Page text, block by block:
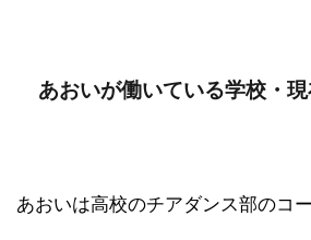
あおいが働いている学校・
あおいは高校のチアダンス部のコ